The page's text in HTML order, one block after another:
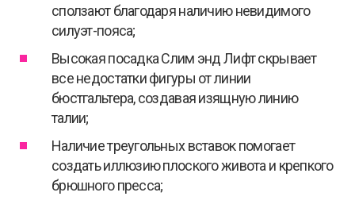
сползают благодаря наличию невидимого
силуэт-пояса;
Высокая посадка Слим энд Лифт скрывает
все недостатки фигуры от линии
бюстгальтера, создавая изящную линию
талии;
Наличие треугольных вставок помогает
создать иллюзию плоского живота и крепкого
брюшного пресса;